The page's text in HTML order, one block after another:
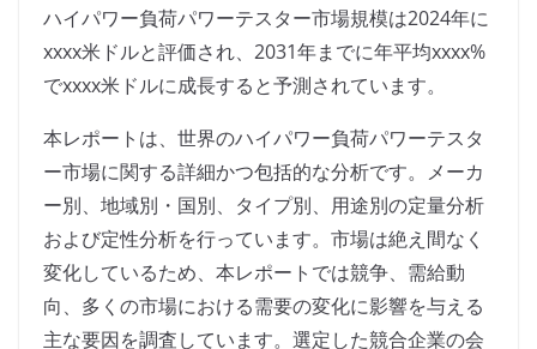
ハイパワー負荷パワーテスター市場規模は2024年に
xxxx米ドルと評価され、2031年までに年平均xxxx%
でxxxx米ドルに成長すると予測されています。
本レポートは、世界のハイパワー負荷パワーテスタ
ー市場に関する詳細かつ包括的な分析です。メーカ
ー別、地域別・国別、タイプ別、用途別の定量分析
および定性分析を行っています。市場は絶え間なく
変化しているため、本レポートでは競争、需給動
向、多くの市場における需要の変化に影響を与える
主な要因を調査しています。選定した競合企業の会